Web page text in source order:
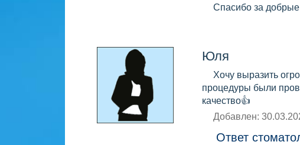
Спасибо за
Юля
Хочу выразить
процедуры были
качество👍
Добавлен:
Ответ